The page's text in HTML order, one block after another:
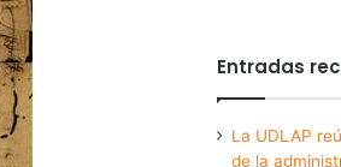
Entradas
La UDLAP
de la